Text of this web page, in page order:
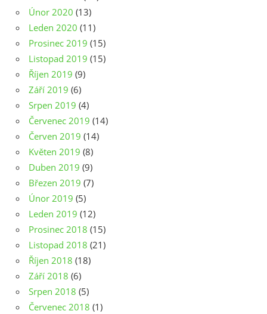
Únor 2020 (13)
Leden 2020 (11)
Prosinec 2019 (15)
Listopad 2019 (15)
Říjen 2019 (9)
Září 2019 (6)
Srpen 2019 (4)
Červenec 2019 (14)
Červen 2019 (14)
Květen 2019 (8)
Duben 2019 (9)
Březen 2019 (7)
Únor 2019 (5)
Leden 2019 (12)
Prosinec 2018 (15)
Listopad 2018 (21)
Říjen 2018 (18)
Září 2018 (6)
Srpen 2018 (5)
Červenec 2018 (1)